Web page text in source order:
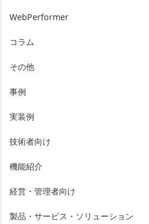
WebPerformer
コラム
その他
事例
実装例
技術者向け
機能紹介
経営・管理者向け
製品・サービス・ソリューション